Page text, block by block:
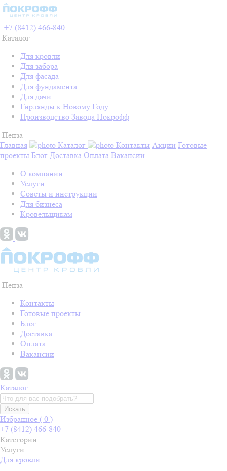
+7 (8412) 466-840
Каталог
Для кровли
Для забора
Для фасада
Для фундамента
Для дачи
Гирлянды к Новому Году
Производство Завода Покрофф
Пенза
Главная
Каталог Контакты Акции Готовые
проекты Блог Доставка Оплата Вакансии
О компании
Услуги
Советы и инструкции
Для бизнеса
Кровельщикам
Пенза
Контакты
Готовые проекты
Блог
Доставка
Оплата
Вакансии
Каталог
Искать
Избранное ( 0 )
+7 (8412) 466-840
Категории
Услуги
Для кровли